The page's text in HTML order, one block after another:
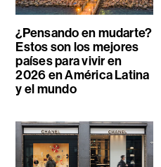
¿Pensando en mudarte?
Estos son los mejores
países para vivir en
2026 en América Latina
y el mundo